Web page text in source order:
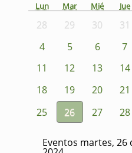
Lun Mar Mié Jue
28 29 30 31
4
5 6 7
11
12 13 14
18
19 20 21
25
26 27 28
Eventos martes,